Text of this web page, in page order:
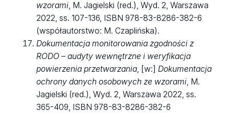
wzorami, M. Jagielski (red.), Wyd. 2, Warszawa
2022, ss. 107-136, ISBN 978-83-8286-382-6
(współautorstwo: M. Czaplińska).
Dokumentacja monitorowania zgodności z
RODO – audyty wewnętrzne i weryfikacja
powierzenia przetwarzania, [w:]Dokumentacja
ochrony danych osobowych ze wzorami, M.
Jagielski (red.), Wyd. 2, Warszawa 2022, ss.
365-409, ISBN 978-83-8286-382-6